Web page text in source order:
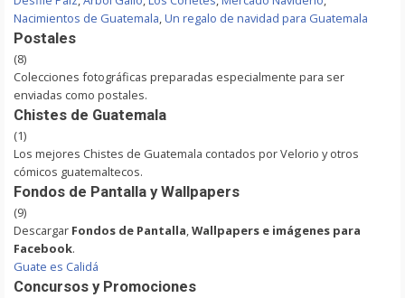
Nacimientos de Guatemala,Un regalo de navidad para Guatemala
Postales
(8)
Colecciones fotográficas preparadas especialmente para ser
enviadas como postales.
Chistes de Guatemala
(1)
Los mejores Chistes de Guatemala contados por Velorio y otros
cómicos guatemaltecos.
Fondos de Pantalla y Wallpapers
(9)
Descargar Fondos de Pantalla,Wallpapers e imágenes para
Facebook.
Guate es Calidá
Concursos y Promociones